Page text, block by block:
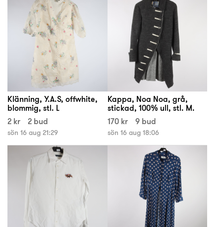
Klänning, Y.A.S, offwhite,
blommig, stl. L
2 kr
2 bud
sön 16 aug 21:29
Kappa, Noa Noa, grå,
stickad, 100% ull, stl. M.
170 kr
9 bud
sön 16 aug 18:06